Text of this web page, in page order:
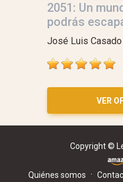
2051: Un
podrás
José Luis Casado
VER
Copyright ©
Quiénes somos ·